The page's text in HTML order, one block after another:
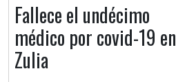
Fallece el undécimo
médico por covid-19 en
Zulia